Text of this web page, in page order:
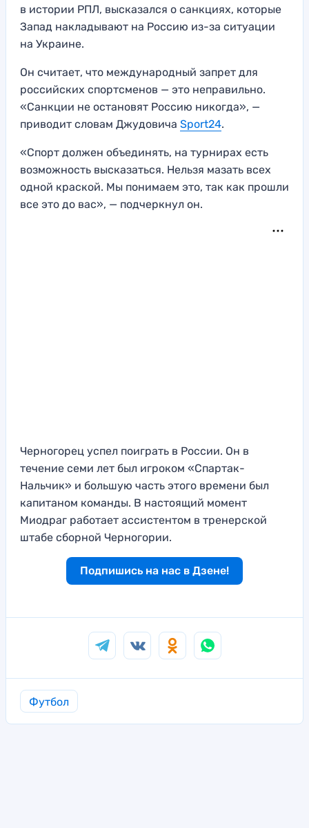
в истории РПЛ, высказался о санкциях, которые
Запад накладывают на Россию из-за ситуации
на Украине.
Он считает, что международный запрет для
российских спортсменов — это неправильно.
«Санкции не остановят Россию никогда», —
приводит словам Джудовича Sport24.
«Спорт должен объединять, на турнирах есть
возможность высказаться. Нельзя мазать всех
одной краской. Мы понимаем это, так как прошли
все это до вас», — подчеркнул он.
Черногорец успел поиграть в России. Он в
течение семи лет был игроком «Спартак-
Нальчик» и большую часть этого времени был
капитаном команды. В настоящий момент
Миодраг работает ассистентом в тренерской
штабе сборной Черногории.
Подпишись на нас в Дзене!
Футбол